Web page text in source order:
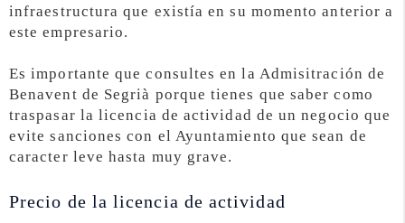
infraestructura que existía en su momento anterior a
este empresario.
Es importante que consultes en la Admisitración de
Benavent de Segrià porque tienes que saber como
traspasar la licencia de actividad de un negocio que
evite sanciones con el Ayuntamiento que sean de
caracter leve hasta muy grave.
Precio de la licencia de actividad